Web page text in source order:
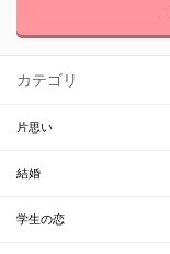
カテゴリ
片思い
結婚
学生の恋